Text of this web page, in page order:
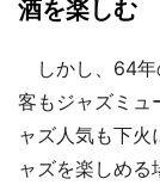
酒を楽しむ
しかし、64年
客もジャズミュ
ャズ人気も下火
ャズを楽しめる